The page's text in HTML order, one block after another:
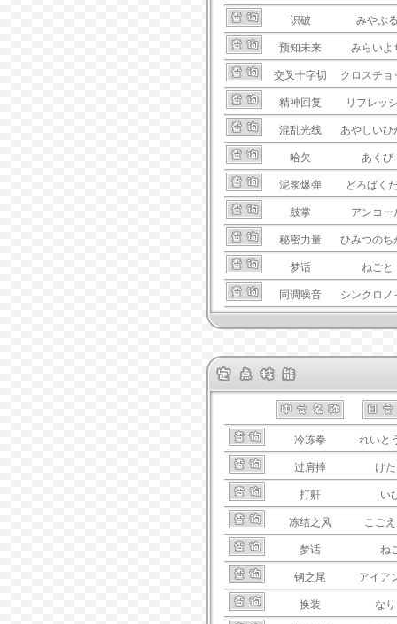
识破 みやぶ
预知未来 みらいよ
交叉十字切 クロスチョ
精神回复 リフレッ
混乱光线 あやしいひ
哈欠 あくび
泥浆爆弹 どろばく
鼓掌 アンコー
秘密力量 ひみつのち
梦话 ねごと
同调噪音 シンクロノ
冷冻拳 れいと
过肩摔 け
打鼾 い
冻结之风 こご
梦话 ね
钢之尾 アイア
换装 な